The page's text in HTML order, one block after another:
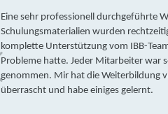
Eine sehr professionell durchgeführte
Schulungsmaterialien wurden
komplette Unterstützung vom IBB-
Probleme hatte. Jeder Mitarbeiter war
genommen. Mir hat die Weiterbildung
überrascht und habe einiges gelernt.